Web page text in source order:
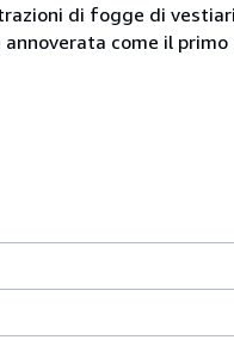
di fogge di
come il